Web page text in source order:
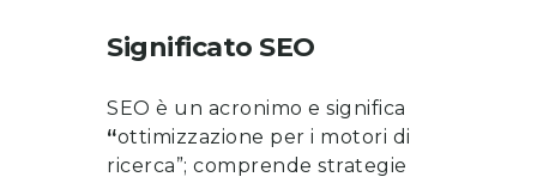
Significato SEO
SEO è un acronimo e significa
“ottimizzazione per i motori di
ricerca”; comprende strategie